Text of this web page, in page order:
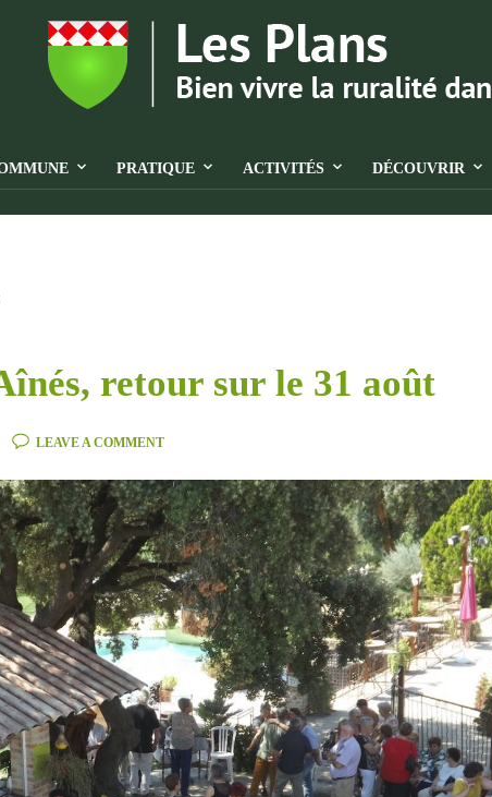
PRATIQUE ACTIVITÉS DÉCOUVRIR
retour sur le 31 août
LEAVE A COMMENT